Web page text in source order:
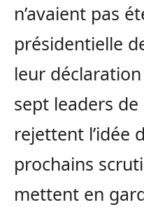
n’avaient pas
présidentielle
leur
sept leaders de
rejettent l’idée
prochains
mettent en